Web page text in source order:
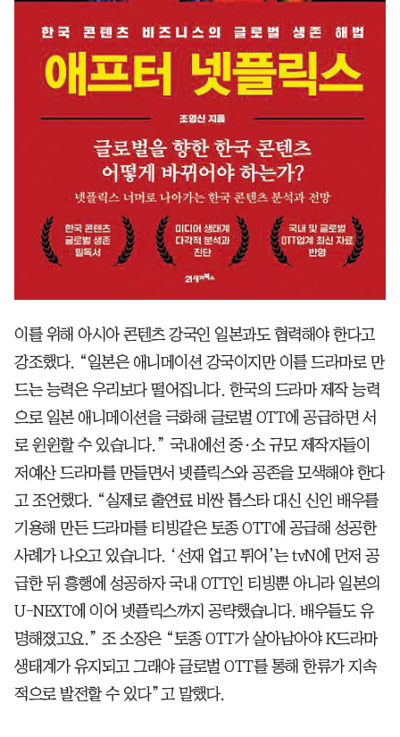
이를 위해 아시아 콘텐츠 강국인 일본과도 협력해야 한다고
강조했다. “일본은 애니메이션 강국이지만 이를 드라마로 만
드는 능력은 우리보다 떨어집니다. 한국의 드라마 제작 능력
으로 일본 애니메이션을 극화해 글로벌 OTT에 공급하면 서
로 윈윈할 수 있습니다.” 국내에선 중·소 규모 제작자들이
저예산 드라마를 만들면서 넷플릭스와 공존을 모색해야 한다
고 조언했다. “실제로 출연료 비싼 톱스타 대신 신인 배우를
기용해 만든 드라마를 티빙같은 토종 OTT에 공급해 성공한
사례가 나오고 있습니다. ‘선재 업고 튀어’는 tvN에 먼저 공
급한 뒤 흥행에 성공하자 국내 OTT인 티빙뿐 아니라 일본의
U-NEXT에 이어 넷플릭스까지 공략했습니다. 배우들도 유
명해졌고요.” 조 소장은 “토종 OTT가 살아남아야 K드라마
생태계가 유지되고 그래야 글로벌 OTT를 통해 한류가 지속
적으로 발전할 수 있다”고 말했다.